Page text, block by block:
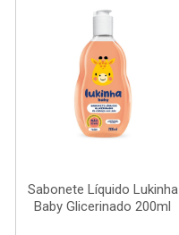
Sabonete Líquido Lukinha
Baby Glicerinado 200ml